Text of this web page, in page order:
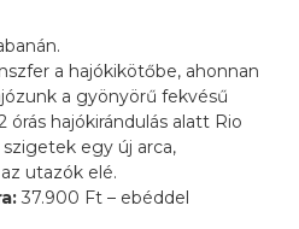
a hajókikötőbe, ahonnan
a gyönyörű fekvésű
órás hajókirándulás alatt Rio
egy új arca,
utazók elé.
37.900 Ft – ebéddel